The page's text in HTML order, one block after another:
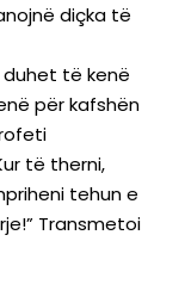
diçka të
të kenë
për kafshën
të therni,
tehun e
Transmetoi